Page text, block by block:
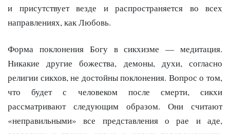
и присутствует везде и распространяется во всех
направлениях, как Любовь.
Форма поклонения Богу в сикхизме — медитация.
Никакие другие божества, демоны, духи, согласно
религии сикхов, не достойны поклонения. Вопрос о том,
что будет с человеком после смерти, сикхи
рассматривают следующим образом. Они считают
«неправильными» все представления о рае и аде,